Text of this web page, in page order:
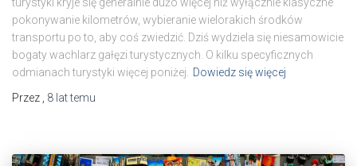
pokonywanie kilometrów, wybieranie wielorakich środków
transportu po to, aby coś zwiedzić. Dziś wydziela się niesamowicie
bogaty wachlarz gałęzi turystycznych. O kilku specyficznych
odmianach turystyki więcej poniżej.
Dowiedz się więcej
Przez
8 lattemu